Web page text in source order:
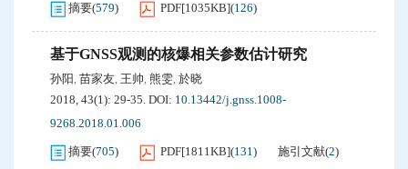
摘要(579) PDF[1035KB](126)
基于GNSS观测的核爆相关参数估计研究
孙阳, 苗家友, 王帅, 熊雯, 於晓
2018, 43(1): 29-35. DOI: 10.13442/j.gnss.1008-
9268.2018.01.006
摘要(705) PDF[1811KB](131) 施引文献(2)